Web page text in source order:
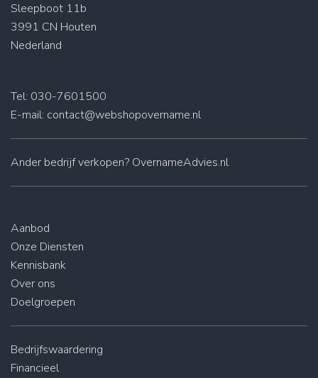
Sleepboot 11b
3991 CN Houten
Nederland
Tel: 030-7601500
E-mail: contact@webshopovername.nl
Ander bedrijf verkopen? OvernameAdvies.nl
Aanbod
Onze Diensten
Kennisbank
Over ons
Doelgroepen
Bedrijfswaardering
Financieel